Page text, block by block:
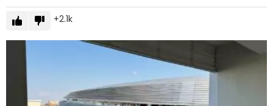
2.1k